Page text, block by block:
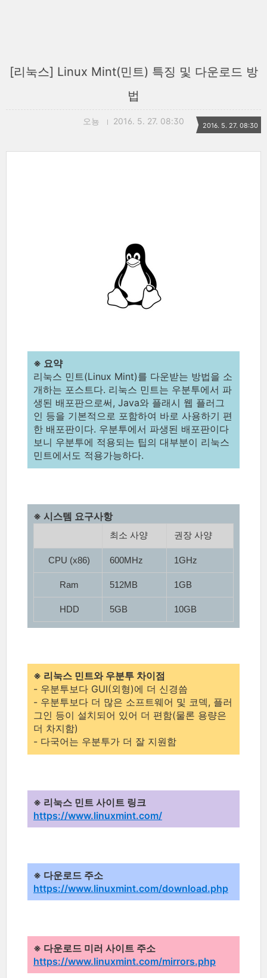
[리눅스] Linux Mint(민트) 특징 및 다운로드 방
법
오뇽 2016. 5. 27. 08:30 2016. 5. 27. 08:30
※ 요약
리눅스 민트(Linux Mint)를 다운받는 방법을 소
개하는 포스트다. 리눅스 민트는 우분투에서 파
생된 배포판으로써, Java와 플래시 웹 플러그
인 등을 기본적으로 포함하여 바로 사용하기 편
한 배포판이다. 우분투에서 파생된 배포판이다
보니 우분투에 적용되는 팁의 대부분이 리눅스
민트에서도 적용가능하다.
※ 시스템 요구사항
최소 사양 권장 사양
CPU (x86) 600MHz 1GHz
Ram 512MB 1GB
HDD 5GB 10GB
※ 리눅스 민트와 우분투 차이점
- 우분투보다 GUI(외형)에 더 신경씀
- 우분투보다 더 많은 소프트웨어 및 코덱, 플러
그인 등이 설치되어 있어 더 편함(물론 용량은
더 차지함)
- 다국어는 우분투가 더 잘 지원함
※ 리눅스 민트 사이트 링크
https://www.linuxmint.com/
※ 다운로드 주소
https://www.linuxmint.com/download.php
※ 다운로드 미러 사이트 주소
https://www.linuxmint.com/mirrors.php